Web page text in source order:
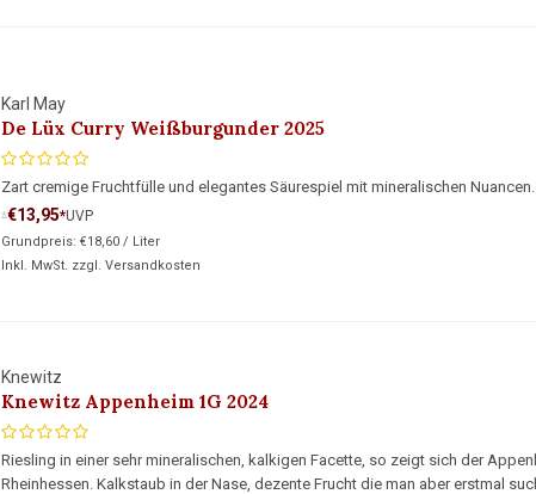
Karl May
De Lüx Curry Weißburgunder 2025
Zart cremige Fruchtfülle und elegantes Säurespiel mit mineralischen Nuancen.
*€13,95*UVP
Grundpreis: €18,60 / Liter
Inkl. MwSt. zzgl. Versandkosten
Knewitz
Knewitz Appenheim 1G 2024
Riesling in einer sehr mineralischen, kalkigen Facette, so zeigt sich der
Rheinhessen. Kalkstaub in der Nase, dezente Frucht die man aber erstmal